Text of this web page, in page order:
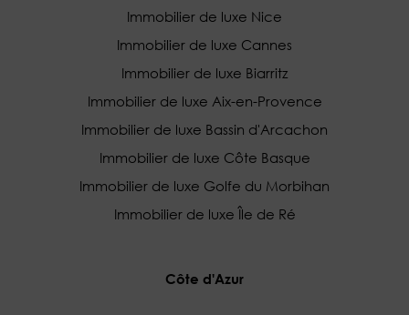
Immobilier de luxe Nice
Immobilier de luxe Cannes
Immobilier de luxe Biarritz
Immobilier de luxe Aix-en-Provence
Immobilier de luxe Bassin d'Arcachon
Immobilier de luxe Côte Basque
Immobilier de luxe Golfe du Morbihan
Immobilier de luxe Île de Ré
Côte d'Azur